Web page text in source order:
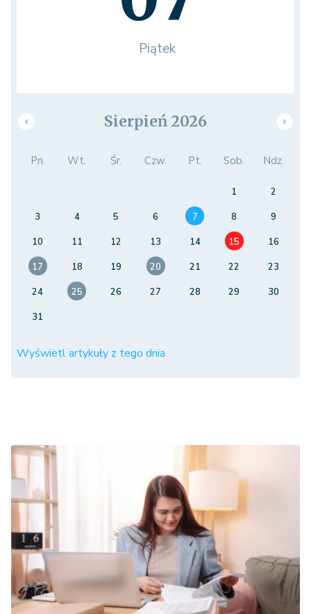
Piątek
Sierpień 2026
Pn. Wt. Śr. Czw. Pt. Sob. Ndz.
1
2
3
4 5 6 7 8
9
10
11 12 13 14 15
16
17
18 19 20 21 22
23
24
25 26 27 28 29
30
31
Wyświetl artykuły z tego dnia